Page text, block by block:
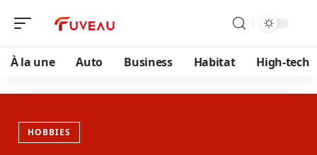
À la une Auto Business Habitat High-tech
HOBBIES